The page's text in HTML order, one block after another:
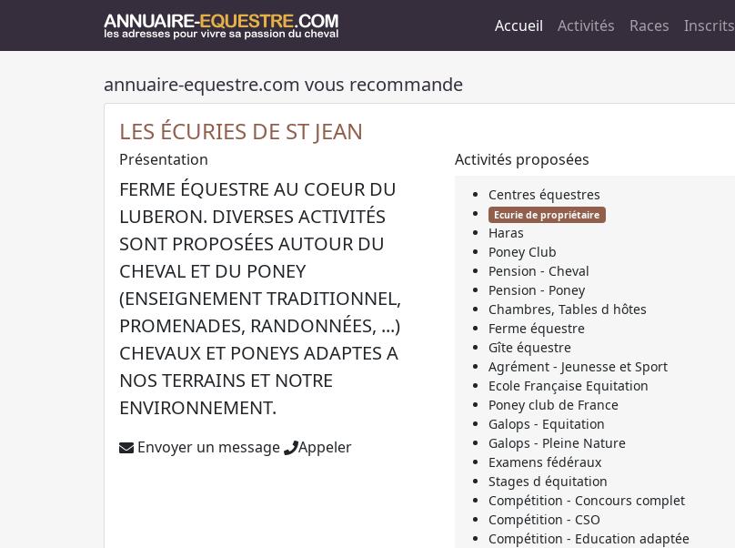
Accueil Activités Races Inscrits
annuaire-equestre.com vous recommande
LES ÉCURIES DE ST JEAN
Présentation
FERME ÉQUESTRE AU COEUR DU
LUBERON. DIVERSES ACTIVITÉS
SONT PROPOSÉES AUTOUR DU
CHEVAL ET DU PONEY
(ENSEIGNEMENT TRADITIONNEL,
PROMENADES, RANDONNÉES, ...)
CHEVAUX ET PONEYS ADAPTES A
NOS TERRAINS ET NOTRE
ENVIRONNEMENT.
Envoyer un message Appeler
Activités proposées
Centres équestres
Ecurie de propriétaire
Haras
Poney Club
Pension - Cheval
Pension - Poney
Chambres, Tables d hôtes
Ferme équestre
Gîte équestre
Agrément - Jeunesse et Sport
Ecole Française Equitation
Poney club de France
Galops - Equitation
Galops - Pleine Nature
Examens fédéraux
Stages d équitation
Compétition - Concours complet
Compétition - CSO
Compétition - Education adaptée